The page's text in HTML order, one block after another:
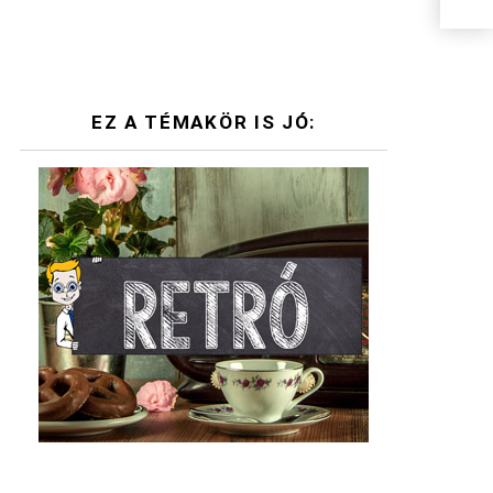
EZ A TÉMAKÖR IS JÓ: